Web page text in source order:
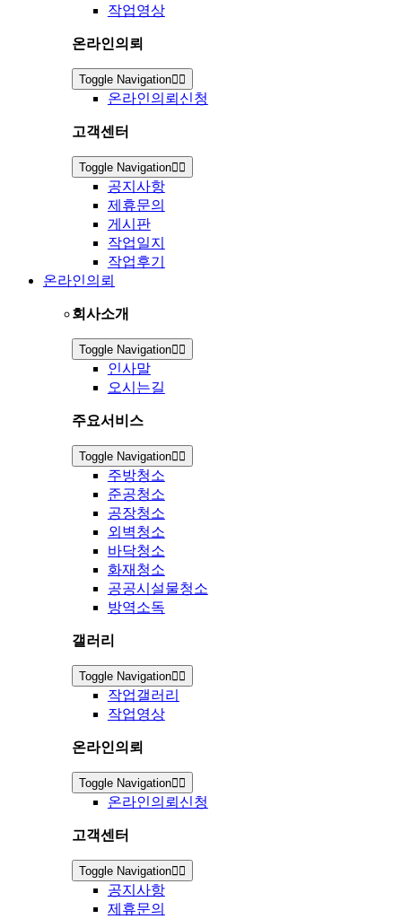
작업영상
온라인의뢰
Toggle Navigation
온라인의뢰신청
고객센터
Toggle Navigation
공지사항
제휴문의
게시판
작업일지
작업후기
온라인의뢰
회사소개
Toggle Navigation
인사말
오시는길
주요서비스
Toggle Navigation
주방청소
준공청소
공장청소
외벽청소
바닥청소
화재청소
공공시설물청소
방역소독
갤러리
Toggle Navigation
작업갤러리
작업영상
온라인의뢰
Toggle Navigation
온라인의뢰신청
고객센터
Toggle Navigation
공지사항
제휴문의